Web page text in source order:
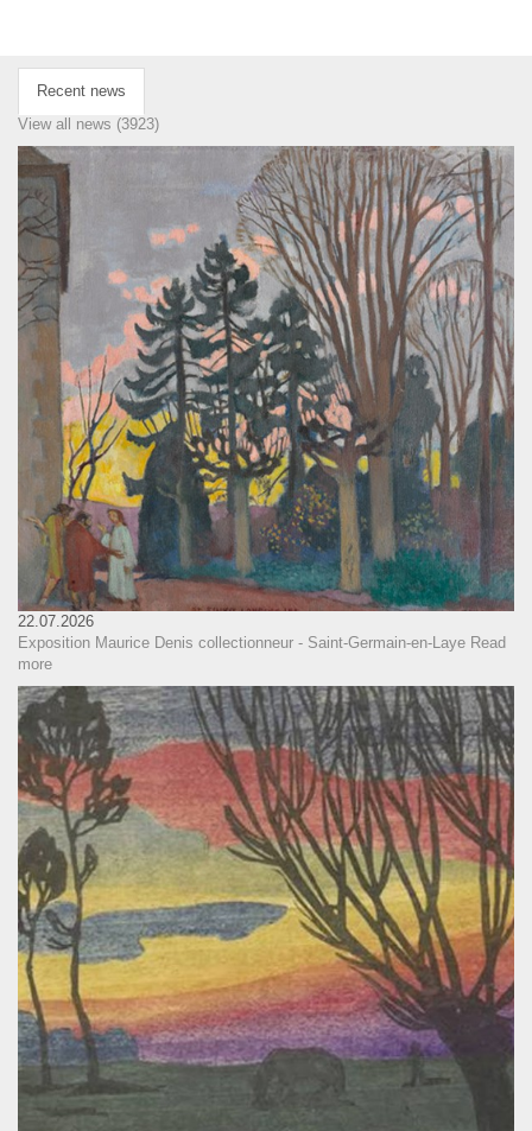
Recent news
View all news (3923)
22.07.2026
Exposition Maurice Denis collectionneur - Saint-Germain-en-Laye Read
more